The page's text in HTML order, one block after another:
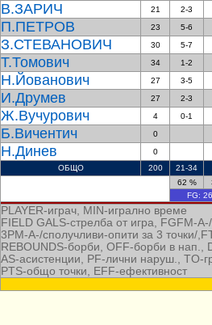
В.ЗАРИЧ 21 2-3
П.ПЕТРОВ 23 5-6
З.СТЕВАНОВИЧ 30 5-7
Т.Томович 34 1-2
Н.Йованович 27 3-5
И.Друмев 27 2-3
Ж.Вучурович 4 0-1
Б.Вичентич 0
Н.Динев
0
ОБЩО
200
21-34
62 %
FG:
PLAYER-играч, MIN-игрално време
FIELD GALS-стрелба от игра, FGFM-
3PM-A-/сполучливи-опити за 3 точки/
REBOUNDS-борби, OFF-борби в
AS-асистенции, PF-лични наруш., TO-
PTS-общо точки, EFF-ефективност